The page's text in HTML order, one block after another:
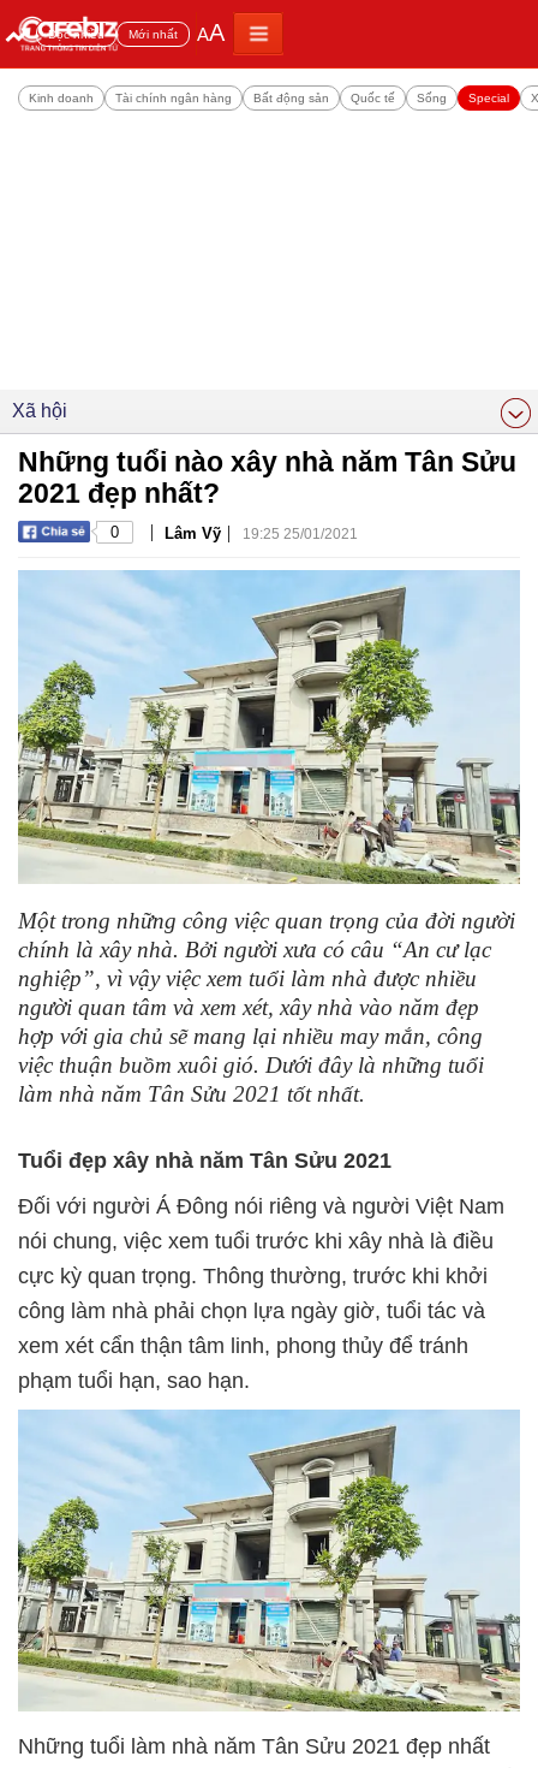
Đọc nhiều Mới nhất AA
Kinh doanh Tài chính ngân hàng Bất động sản Quốc tế Sống Special
Xã hội
Những tuổi nào xây nhà năm Tân Sửu
2021 đẹp nhất?
0 | Lâm Vỹ | 19:25 25/01/2021
Một trong những công việc quan trọng của đời người
chính là xây nhà. Bởi người xưa có câu “An cư lạc
nghiệp”, vì vậy việc xem tuổi làm nhà được nhiều
người quan tâm và xem xét, xây nhà vào năm đẹp
hợp với gia chủ sẽ mang lại nhiều may mắn, công
việc thuận buồm xuôi gió. Dưới đây là những tuổi
làm nhà năm Tân Sửu 2021 tốt nhất.
Tuổi đẹp xây nhà năm Tân Sửu 2021
Đối với người Á Đông nói riêng và người Việt Nam
nói chung, việc xem tuổi trước khi xây nhà là điều
cực kỳ quan trọng. Thông thường, trước khi khởi
công làm nhà phải chọn lựa ngày giờ, tuổi tác và
xem xét cẩn thận tâm linh, phong thủy để tránh
phạm tuổi hạn, sao hạn.
Những tuổi làm nhà năm Tân Sửu 2021 đẹp nhất